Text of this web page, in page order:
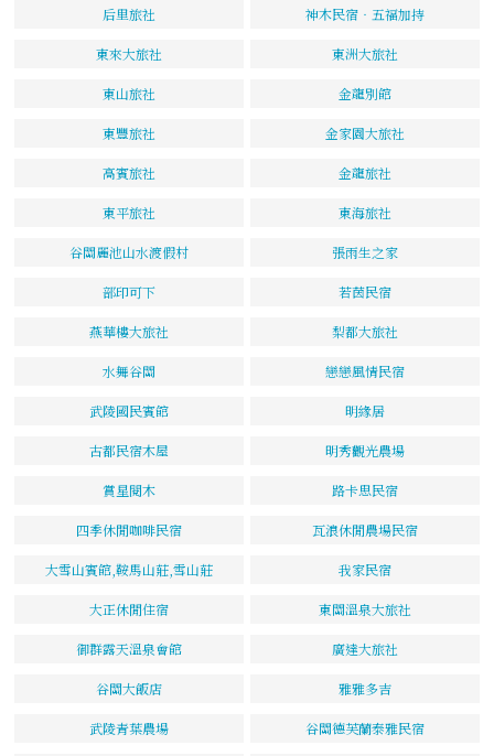
后里旅社 神木民宿‧五福加持
東來大旅社 東洲大旅社
東山旅社 金龍別館
東豐旅社 金家園大旅社
高賓旅社 金龍旅社
東平旅社 東海旅社
谷關麗池山水渡假村 張雨生之家
部印可下 若茵民宿
燕華樓大旅社 梨都大旅社
水舞谷關 戀戀風情民宿
武陵國民賓館 明緣居
古都民宿木屋 明秀觀光農場
賞星閱木 路卡思民宿
四季休閒咖啡民宿 瓦浪休閒農場民宿
大雪山賓館,鞍馬山莊,雪山莊 我家民宿
大正休閒住宿 東關溫泉大旅社
御群露天溫泉會館 廣達大旅社
谷關大飯店 雅雅多吉
武陵青葉農場 谷關德芙蘭泰雅民宿